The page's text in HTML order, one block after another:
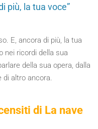
più, la tua voce”
E, ancora di più, la tua
nei ricordi della sua
della sua opera, dalla
di altro ancora.
di La nave